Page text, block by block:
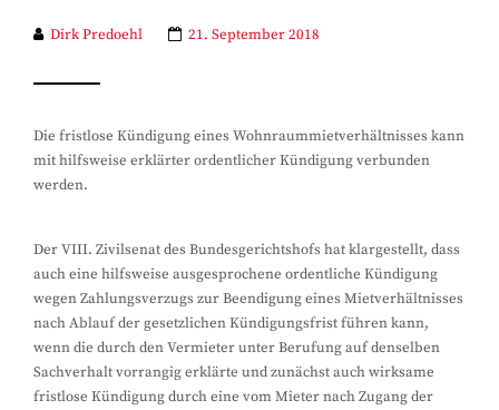
Dirk Predoehl 21. September 2018
Die fristlose Kündigung eines Wohnraummietverhältnisses kann
mit hilfsweise erklärter ordentlicher Kündigung verbunden
werden.
Der VIII. Zivilsenat des Bundesgerichtshofs hat klargestellt, dass
auch eine hilfsweise ausgesprochene ordentliche Kündigung
wegen Zahlungsverzugs zur Beendigung eines Mietverhältnisses
nach Ablauf der gesetzlichen Kündigungsfrist führen kann,
wenn die durch den Vermieter unter Berufung auf denselben
Sachverhalt vorrangig erklärte und zunächst auch wirksame
fristlose Kündigung durch eine vom Mieter nach Zugang der